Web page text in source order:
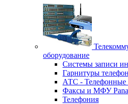
оборудование
Системы записи
Гарнитуры
АТС - Телефонные
Факсы и МФУ
Телефония